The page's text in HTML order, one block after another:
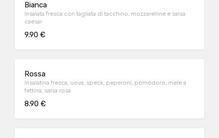
Bianca
Insalata fresca con tagliata di tacchino, mozzarelline e salsa
caesar
9.90 €
Rossa
Insalatina fresca, uova, speck, peperoni, pomodoro, mele a
fettina, salsa rosa
8.90 €